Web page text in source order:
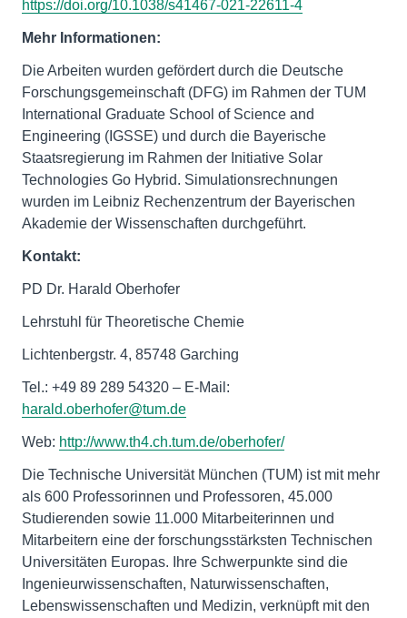
https://doi.org/10.1038/s41467-021-22611-4
Mehr Informationen:
Die Arbeiten wurden gefördert durch die Deutsche
Forschungsgemeinschaft (DFG) im Rahmen der TUM
International Graduate School of Science and
Engineering (IGSSE) und durch die Bayerische
Staatsregierung im Rahmen der Initiative Solar
Technologies Go Hybrid. Simulationsrechnungen
wurden im Leibniz Rechenzentrum der Bayerischen
Akademie der Wissenschaften durchgeführt.
Kontakt:
PD Dr. Harald Oberhofer
Lehrstuhl für Theoretische Chemie
Lichtenbergstr. 4, 85748 Garching
Tel.: +49 89 289 54320 – E-Mail:
harald.oberhofer@tum.de
Web: http://www.th4.ch.tum.de/oberhofer/
Die Technische Universität München (TUM) ist mit mehr
als 600 Professorinnen und Professoren, 45.000
Studierenden sowie 11.000 Mitarbeiterinnen und
Mitarbeitern eine der forschungsstärksten Technischen
Universitäten Europas. Ihre Schwerpunkte sind die
Ingenieurwissenschaften, Naturwissenschaften,
Lebenswissenschaften und Medizin, verknüpft mit den